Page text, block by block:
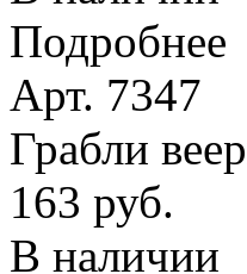
Подробнее
Арт. 7347
Грабли
163 руб.
В наличии